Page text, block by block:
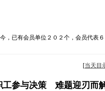
，已有会员单位２０２个，会员代
[当天目
工参与决策 难题迎刃而